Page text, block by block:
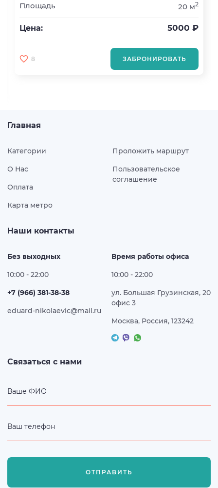
Площадь
20 м2
Цена: 5000 ₽
8 ЗАБРОНИРОВАТЬ
Главная
Категории
О Нас
Оплата
Карта метро
Проложить маршрут
Пользовательское
соглашение
Наши контакты
Без выходных
10:00 - 22:00
+7 (966) 381-38-38
eduard-nikolaevic@mail.ru
Время работы офиса
10:00 - 22:00
ул. Большая Грузинская, 20
офис 3
Москва, Россия, 123242
Связаться с нами
Ваше ФИО
Ваш телефон
ОТПРАВИТЬ